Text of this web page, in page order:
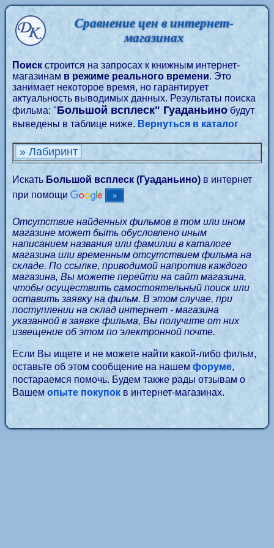
Сравнение цен в интернет-
магазинах
Поиск строится на запросах к книжным интернет-
магазинам в режиме реального времени. Это
занимает некоторое время, но гарантирует
актуальность выводимых данных. Результаты поиска
фильма: "Большой всплеск" Гуаданьино будут
выведены в таблице ниже. Вернуться в каталог
» Лабиринт
Искать Большой всплеск (Гуаданьино)в интернет
при помощи
Отсутствие найденных фильмов в том или ином
магазине может быть обусловлено иным
написанием названия или фамилии в каталоге
магазина или временным отсутствием фильма на
складе. По ссылке, приводимой напротив каждого
магазина, Вы можете перейти на сайт магазина,
чтобы осуществить самостоятельный поиск или
оставить заявку на фильм. В этом случае, при
поступлении на склад интернет - магазина
указанной в заявке фильма, Вы получите от них
извещение об этом по электронной почте.
Если Вы ищете и не можете найти какой-либо фильм,
оставьте об этом сообщение на нашемфоруме,
постараемся помочь. Будем также рады отзывам о
Вашем опыте покупок в интернет-магазинах.